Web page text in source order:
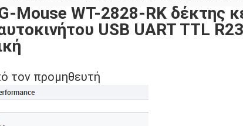
Mouse WT-2828-RK δέκτης
USB UART TTL
τον προμηθευτή